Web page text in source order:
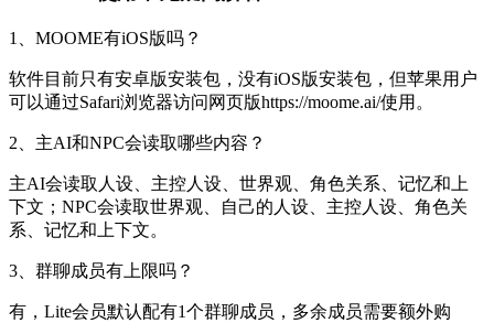
1、MOOME有iOS版吗？
软件目前只有安卓版安装包，没有iOS版安装包，但苹果用户
可以通过Safari浏览器访问网页版https://moome.ai/使用。
2、主AI和NPC会读取哪些内容？
主AI会读取人设、主控人设、世界观、角色关系、记忆和上
下文；NPC会读取世界观、自己的人设、主控人设、角色关
系、记忆和上下文。
3、群聊成员有上限吗？
有，Lite会员默认配有1个群聊成员，多余成员需要额外购